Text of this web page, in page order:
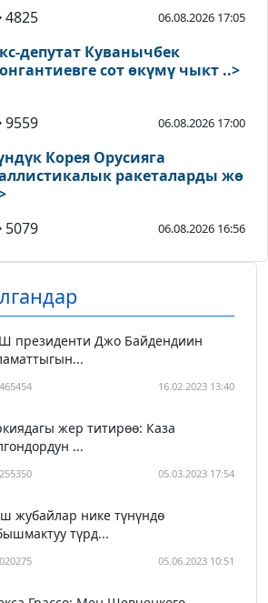
4825 06.08.2026 17:05
депутат Куванычбек
сот өкүмү чыкт ..>
9559 06.08.2026 17:00
Корея Орусияга
ракеталарды жө
5079
06.08.2026 16:56
президенти Джо Байдендиин
16.02.2023 13:40
жер титирөө: Каза
...
05.03.2023 17:54
жубайлар нике түнүндө
түрд...
05.06.2023 10:51